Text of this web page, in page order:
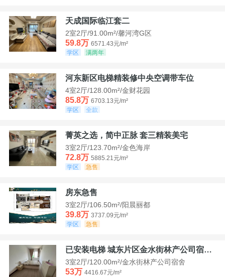
天成国际临江套二
2室2厅/91.00m²/馨河湾G区
59.8万 6571.43元/m²
学区
满两年
河东新区电梯精装修中央空调带车位
4室2厅/128.00m²/金财花园
85.8万 6703.13元/m²
学区
全款
菁英之选，简中正脉 套三精装美宅
3室2厅/123.70m²/金色海岸
72.8万 5885.21元/m²
学区
急售
房东急售
3室2厅/106.50m²/阳晨丽都
39.8万 3737.09元/m²
学区
急售
已安装电梯 城东片区金水街林产公司宿舍套三可看江景
3室2厅/120.00m²/金水街林产公司宿舍
53万 4416.67元/m²